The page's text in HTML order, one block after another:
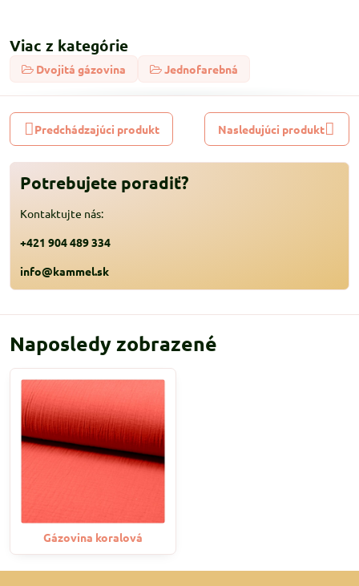
Viac z kategórie
Dvojitá gázovina Jednofarebná
Predchádzajúci produkt Nasledujúci produkt
Potrebujete poradiť?
Kontaktujte nás:
+421 904 489 334
info@kammel.sk
Naposledy zobrazené
Gázovina koralová